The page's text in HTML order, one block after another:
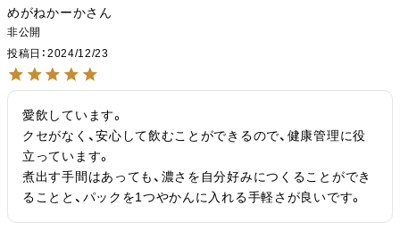
めがねかーか
非公開
投稿日
2024/12/23
愛飲しています。
クセがなく、安心して飲むことができるので、健康管理に役
立っています。
煮出す手間はあっても、濃さを自分好みにつくることができ
ることと、パックを1つやかんに入れる手軽さが良いです。